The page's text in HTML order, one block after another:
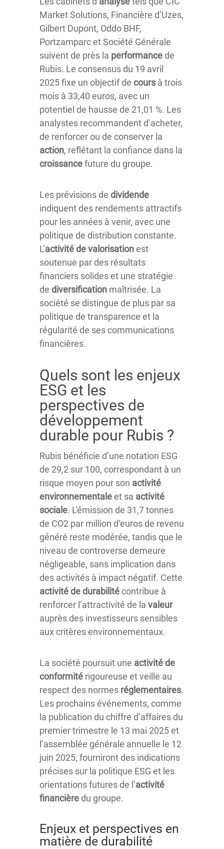
Market Solutions, Financière d’Uzes,
Gilbert Dupont, Oddo BHF,
Portzamparc et Société Générale
suivent de près la performance de
Rubis. Le consensus du 19 avril
2025 fixe un objectif de cours à trois
mois à 33,40 euros, avec un
potentiel de hausse de 21,01 %. Les
analystes recommandent d’acheter,
de renforcer ou de conserver la
action, reflétant la confiance dans la
croissancefuture du groupe.
Les prévisions de dividende
indiquent des rendements attractifs
pour les années à venir, avec une
politique de distribution constante.
L’activité de valorisationest
soutenue par des résultats
financiers solides et une stratégie
de diversification maîtrisée. La
société se distingue de plus par sa
politique de transparence et la
régularité de ses communications
financières.
Quels sont les enjeux
ESG et les
perspectives de
développement
durable pour Rubis ?
Rubis bénéficie d’une notation ESG
de 29,2 sur 100, correspondant à un
risque moyen pour son activité
environnementaleet sa activité
sociale. L’émission de 31,7 tonnes
de CO2 par million d’euros de revenu
généré reste modérée, tandis que le
niveau de controverse demeure
négligeable, sans implication dans
des activités à impact négatif. Cette
activité de durabilitécontribue à
renforcer l’attractivité de la valeur
auprès des investisseurs sensibles
aux critères environnementaux.
La société poursuit une activité de
conformité rigoureuse et veille au
respect des normes réglementaires.
Les prochains événements, comme
la publication du chiffre d’affaires du
premier trimestre le 13 mai 2025 et
l’assemblée générale annuelle le 12
juin 2025, fourniront des indications
précises sur la politique ESG et les
orientations futures de l’activité
financière du groupe.
Enjeux et perspectives en
matière de durabilité